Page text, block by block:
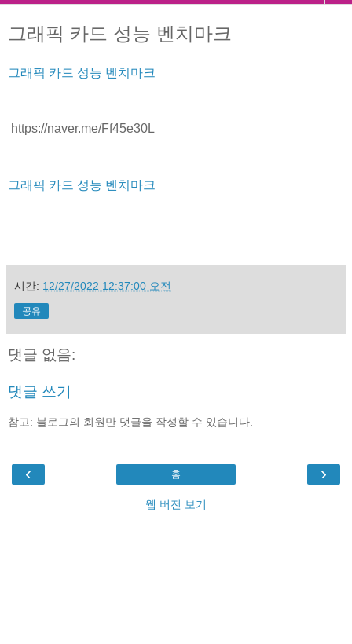
그래픽 카드 성능 벤치마크
그래픽 카드 성능 벤치마크
https://naver.me/Ff45e30L
그래픽 카드 성능 벤치마크
시간: 12/27/2022 12:37:00 오전
공유
댓글 없음:
댓글 쓰기
참고: 블로그의 회원만 댓글을 작성할 수 있습니다.
‹ ›
홈
웹 버전 보기